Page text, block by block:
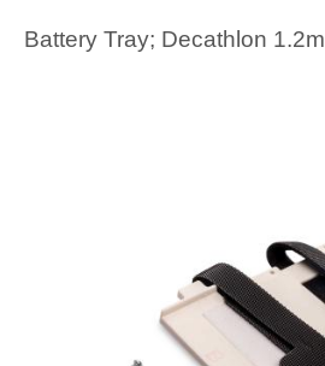
Battery Tray; Decathlon 1.2m